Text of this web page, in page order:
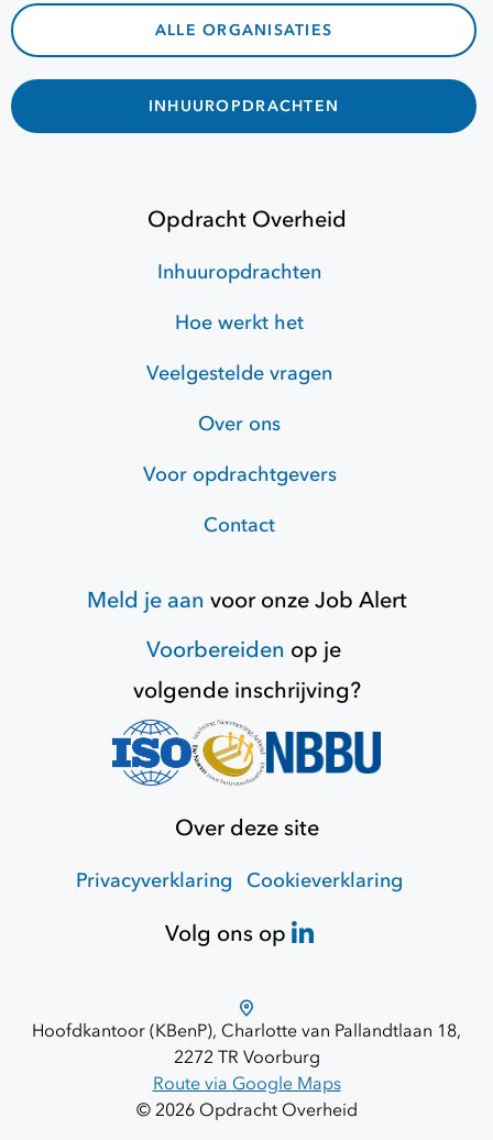
ALLE ORGANISATIES
INHUUROPDRACHTEN
Opdracht Overheid
Inhuuropdrachten
Hoe werkt het
Veelgestelde vragen
Over ons
Voor opdrachtgevers
Contact
Meld je aan voor onzeJob Alert
Voorbereiden op je
volgende inschrijving?
Over deze site
Privacyverklaring Cookieverklaring
Volg ons op
Hoofdkantoor (KBenP), Charlotte van Pallandtlaan 18,
2272 TR Voorburg
Route via Google Maps
© 2026 Opdracht Overheid